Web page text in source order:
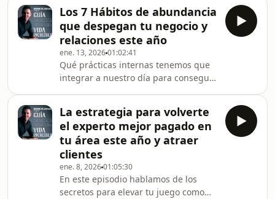
resolverlo? Vamos a echarnos un
clavado en tu mente. En este episodio
hablamos de:Las 4 razones
principales por la que nos
bloqueamos de crear relaciones
emocionantes.Por qué tu inconsciente
no quiere que estés en una relación
de pareja y cómo convencerlo.El “Rep
Los 7 Hábitos de abundancia
que despegan tu negocio y
relaciones este año
ene. 13, 202601:02:41
Qué prácticas internas tenemos que
integrar a nuestro día para conseguir
crear una rutina mañanera que SÍ te
sirve para liberar tu tiempo y tu
mundo interior.En este episodio
hablamos de:- Qué es Disciplina con
D mayúscula (Y por qué no es
“Oblígate a hacer lo que no quieres
hacer” como dicen muchos gurús)-
La estrategia para volverte
el experto mejor pagado en
tu área este año y atraer
clientes
ene. 8, 202601:05:30
En este episodio hablamos de los
secretos para elevar tu juego como